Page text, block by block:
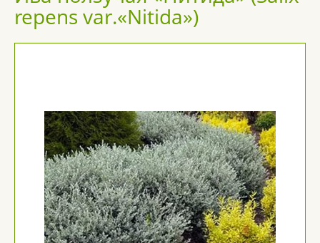
repens var.«Nitida»)